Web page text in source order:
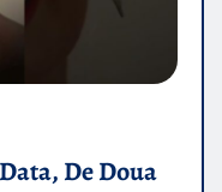
De Doua